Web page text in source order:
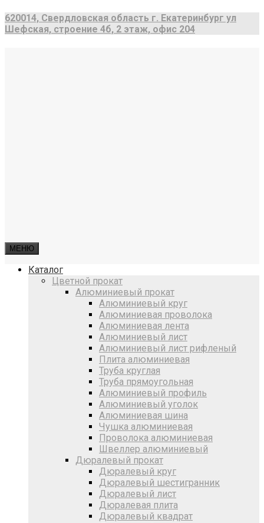
620014, Свердловская область г. Екатеринбург ул
Шефская, строение 4б, 2 этаж, офис 204
МЕНЮ
Каталог
Цветной прокат
Алюминиевый прокат
Алюминиевый круг
Алюминиевая проволока
Алюминиевая лента
Алюминиевый лист
Алюминиевый лист рифленый
Плита алюминиевая
Труба круглая
Труба прямоугольная
Алюминиевый профиль
Алюминиевый уголок
Алюминиевая шина
Чушка алюминиевая
Проволока алюминиевая
Швеллер алюминиевый
Дюралевый прокат
Дюралевый круг
Дюралевый шестигранник
Дюралевый лист
Дюралевая плита
Дюралевый квадрат